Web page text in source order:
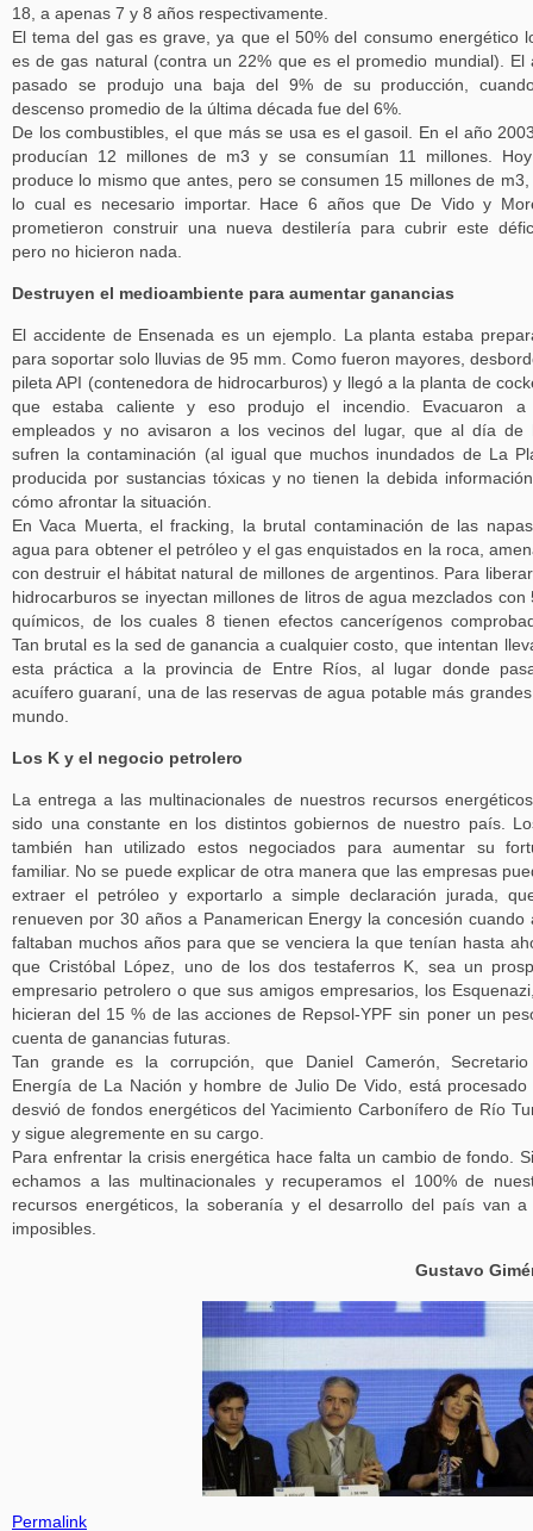
18, a apenas 7 y 8 años respectivamente.
El tema del gas es grave, ya que el 50% del consumo energético
es de gas natural (contra un 22% que es el promedio mundial). El
pasado se produjo una baja del 9% de su producción,
descenso promedio de la última década fue del 6%.
De los combustibles, el que más se usa es el gasoil. En el año
producían 12 millones de m3 y se consumían 11 millones.
produce lo mismo que antes, pero se consumen 15 millones de m3,
lo cual es necesario importar. Hace 6 años que De Vido y
prometieron construir una nueva destilería para cubrir este
pero no hicieron nada.
Destruyen el medioambiente para aumentar ganancias
El accidente de Ensenada es un ejemplo. La planta estaba
para soportar solo lluvias de 95 mm. Como fueron mayores,
pileta API (contenedora de hidrocarburos) y llegó a la planta de
que estaba caliente y eso produjo el incendio. Evacuaron a
empleados y no avisaron a los vecinos del lugar, que al día de
sufren la contaminación (al igual que muchos inundados de La
producida por sustancias tóxicas y no tienen la debida
cómo afrontar la situación.
En Vaca Muerta, el fracking, la brutal contaminación de las
agua para obtener el petróleo y el gas enquistados en la roca,
con destruir el hábitat natural de millones de argentinos. Para
hidrocarburos se inyectan millones de litros de agua mezclados con
químicos, de los cuales 8 tienen efectos cancerígenos
Tan brutal es la sed de ganancia a cualquier costo, que intentan
esta práctica a la provincia de Entre Ríos, al lugar donde
acuífero guaraní, una de las reservas de agua potable más
mundo.
Los K y el negocio petrolero
La entrega a las multinacionales de nuestros recursos
sido una constante en los distintos gobiernos de nuestro país.
también han utilizado estos negociados para aumentar su
familiar. No se puede explicar de otra manera que las empresas
extraer el petróleo y exportarlo a simple declaración jurada,
renueven por 30 años a Panamerican Energy la concesión cuando
faltaban muchos años para que se venciera la que tenían hasta
que Cristóbal López, uno de los dos testaferros K, sea un
empresario petrolero o que sus amigos empresarios, los
hicieran del 15 % de las acciones de Repsol-YPF sin poner un
cuenta de ganancias futuras.
Tan grande es la corrupción, que Daniel Camerón,
Energía de La Nación y hombre de Julio De Vido, está procesado
desvió de fondos energéticos del Yacimiento Carbonífero de Río
y sigue alegremente en su cargo.
Para enfrentar la crisis energética hace falta un cambio de fondo.
echamos a las multinacionales y recuperamos el 100% de
recursos energéticos, la soberanía y el desarrollo del país van a
imposibles.
Gustavo
Permalink